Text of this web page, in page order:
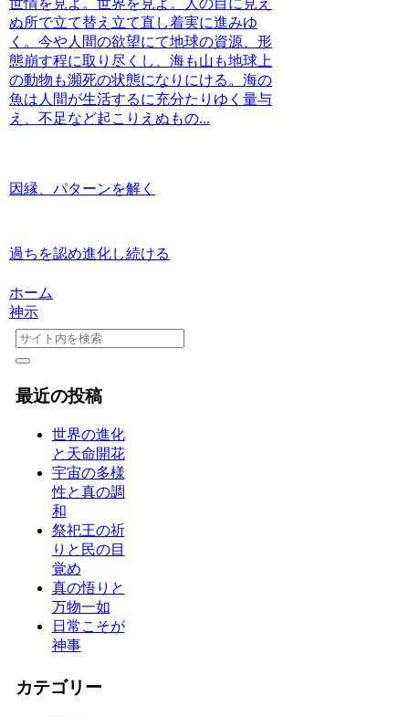
ぬ所で立て替え立て直し着実に進みゆ
く。今や人間の欲望にて地球の資源、形
態崩す程に取り尽くし、海も山も地球上
の動物も瀕死の状態になりにける。海の
魚は人間が生活するに充分たりゆく量与
え、不足など起こりえぬもの...
因縁、パターンを解く
過ちを認め進化し続ける
ホーム
神示
最近の投稿
世界の進化
と天命開花
宇宙の多様
性と真の調
和
祭祀王の祈
りと民の目
覚め
真の悟りと
万物一如
日常こそが
神事
カテゴリー